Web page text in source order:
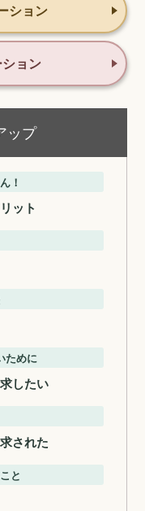
ション
ョン
ップ
！
ット
ために
したい
された
と